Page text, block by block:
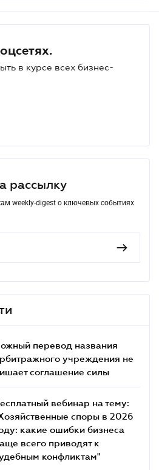
в курсе всех бизнес-
рассылку
weekly-digest о ключевых событиях
перевод названия
учреждения не
соглашение силы
вебинар на тему:
споры в 2026
какие ошибки бизнеса
всего приводят к
конфликтам"